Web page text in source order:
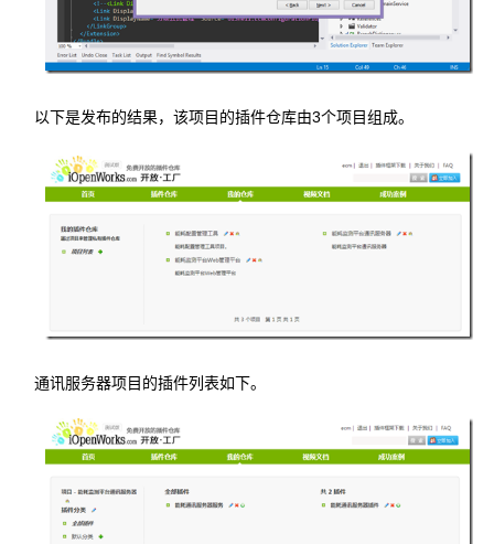
以下是发布的结果，该项目的插件仓库由3个项目组成。
通讯服务器项目的插件列表如下。